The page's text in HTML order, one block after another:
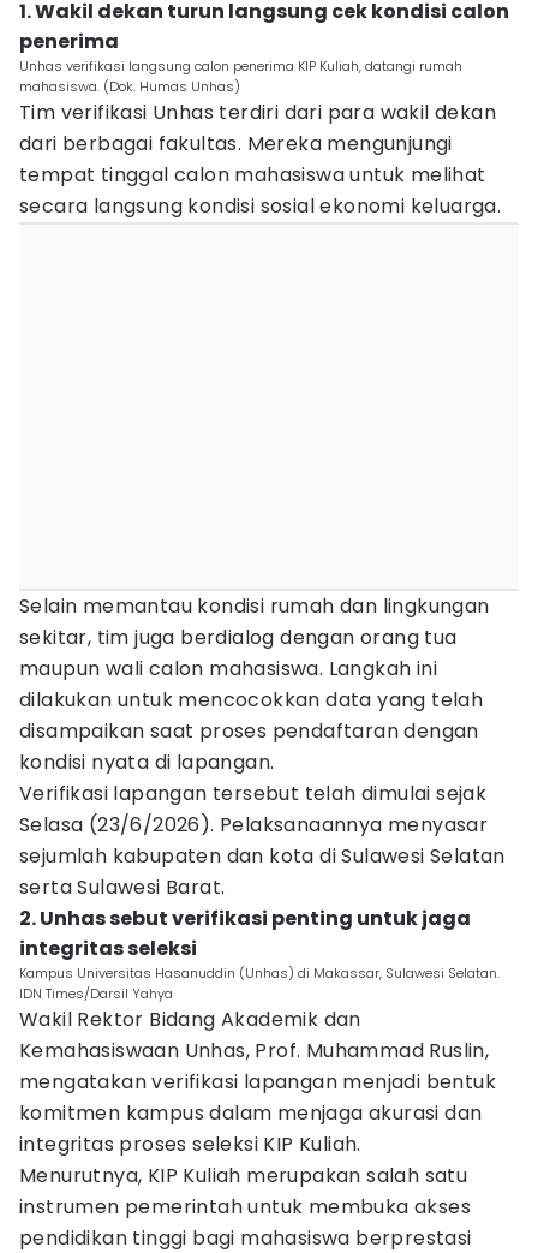
1. Wakil dekan turun langsung cek kondisi calon
penerima
Unhas verifikasi langsung calon penerima KIP Kuliah, datangi rumah
mahasiswa. (Dok. Humas Unhas)
Tim verifikasi Unhas terdiri dari para wakil dekan
dari berbagai fakultas. Mereka mengunjungi
tempat tinggal calon mahasiswa untuk melihat
secara langsung kondisi sosial ekonomi keluarga.
Selain memantau kondisi rumah dan lingkungan
sekitar, tim juga berdialog dengan orang tua
maupun wali calon mahasiswa. Langkah ini
dilakukan untuk mencocokkan data yang telah
disampaikan saat proses pendaftaran dengan
kondisi nyata di lapangan.
Verifikasi lapangan tersebut telah dimulai sejak
Selasa (23/6/2026). Pelaksanaannya menyasar
sejumlah kabupaten dan kota di Sulawesi Selatan
serta Sulawesi Barat.
2. Unhas sebut verifikasi penting untuk jaga
integritas seleksi
Kampus Universitas Hasanuddin (Unhas) di Makassar, Sulawesi Selatan.
IDN Times/Darsil Yahya
Wakil Rektor Bidang Akademik dan
Kemahasiswaan Unhas, Prof. Muhammad Ruslin,
mengatakan verifikasi lapangan menjadi bentuk
komitmen kampus dalam menjaga akurasi dan
integritas proses seleksi KIP Kuliah.
Menurutnya, KIP Kuliah merupakan salah satu
instrumen pemerintah untuk membuka akses
pendidikan tinggi bagi mahasiswa berprestasi